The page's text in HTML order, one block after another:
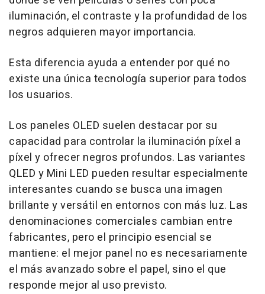
iluminación, el contraste y la profundidad de los
negros adquieren mayor importancia.
Esta diferencia ayuda a entender por qué no
existe una única tecnología superior para todos
los usuarios.
Los paneles OLED suelen destacar por su
capacidad para controlar la iluminación píxel a
píxel y ofrecer negros profundos. Las variantes
QLED y Mini LED pueden resultar especialmente
interesantes cuando se busca una imagen
brillante y versátil en entornos con más luz. Las
denominaciones comerciales cambian entre
fabricantes, pero el principio esencial se
mantiene: el mejor panel no es necesariamente
el más avanzado sobre el papel, sino el que
responde mejor al uso previsto.